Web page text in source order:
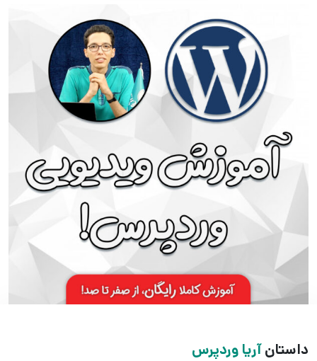
داستانآریا وردپرس